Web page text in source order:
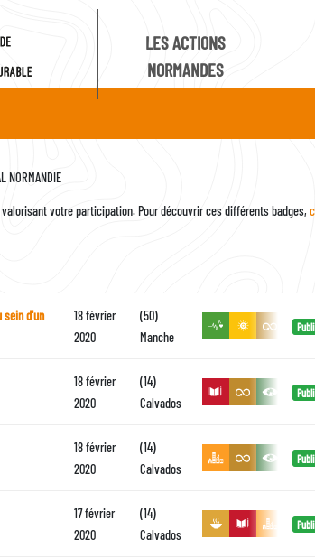
LES ACTIONS
NORMANDES
votre participation. Pour découvrir ces différents badges,
sein d'un
18 février
2020
(50)
Manche
18 février
2020
(14)
Calvados
18 février
2020
(14)
Calvados
17 février
2020
(14)
Calvados